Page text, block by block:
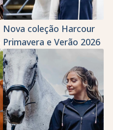
Nova coleção Harcour
Primavera e Verão 2026